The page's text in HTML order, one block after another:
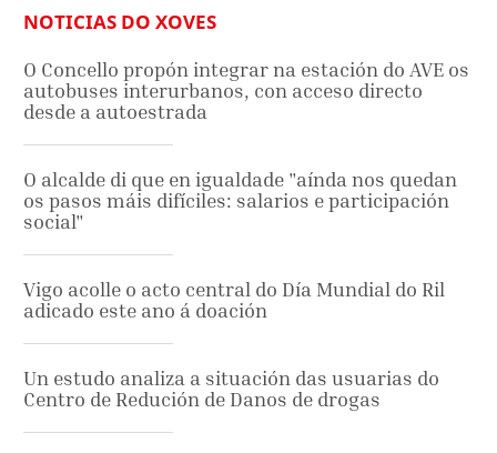
NOTICIAS DO XOVES
O Concello propón integrar na estación do AVE os
autobuses interurbanos, con acceso directo
desde a autoestrada
O alcalde di que en igualdade "aínda nos quedan
os pasos máis difíciles: salarios e participación
social"
Vigo acolle o acto central do Día Mundial do Ril
adicado este ano á doación
Un estudo analiza a situación das usuarias do
Centro de Redución de Danos de drogas